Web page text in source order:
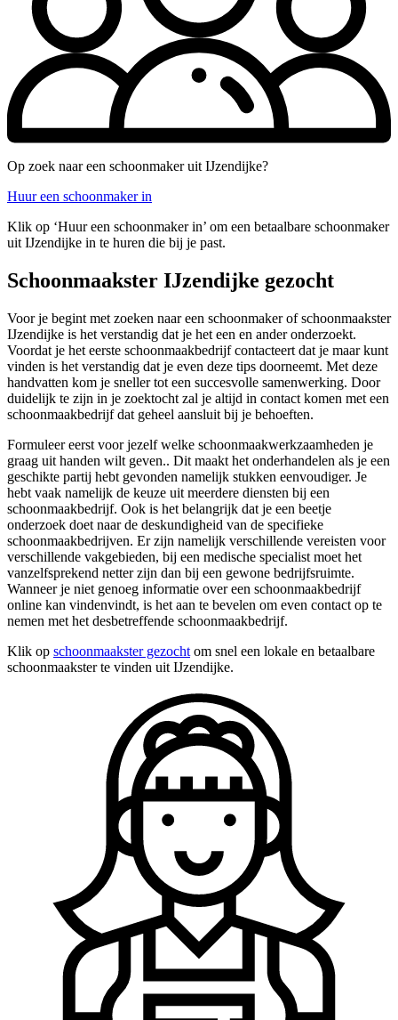
Op zoek naar een schoonmaker uit IJzendijke?
Huur een schoonmaker in
Klik op ‘Huur een schoonmaker in’ om een betaalbare schoonmaker
uit IJzendijke in te huren die bij je past.
Schoonmaakster IJzendijke gezocht
Voor je begint met zoeken naar een schoonmaker of schoonmaakster
IJzendijke is het verstandig dat je het een en ander onderzoekt.
Voordat je het eerste schoonmaakbedrijf contacteert dat je maar kunt
vinden is het verstandig dat je even deze tips doorneemt. Met deze
handvatten kom je sneller tot een succesvolle samenwerking. Door
duidelijk te zijn in je zoektocht zal je altijd in contact komen met een
schoonmaakbedrijf dat geheel aansluit bij je behoeften.
Formuleer eerst voor jezelf welke schoonmaakwerkzaamheden je
graag uit handen wilt geven.. Dit maakt het onderhandelen als je een
geschikte partij hebt gevonden namelijk stukken eenvoudiger. Je
hebt vaak namelijk de keuze uit meerdere diensten bij een
schoonmaakbedrijf. Ook is het belangrijk dat je een beetje
onderzoek doet naar de deskundigheid van de specifieke
schoonmaakbedrijven. Er zijn namelijk verschillende vereisten voor
verschillende vakgebieden, bij een medische specialist moet het
vanzelfsprekend netter zijn dan bij een gewone bedrijfsruimte.
Wanneer je niet genoeg informatie over een schoonmaakbedrijf
online kan vindenvindt, is het aan te bevelen om even contact op te
nemen met het desbetreffende schoonmaakbedrijf.
Klik op schoonmaakster gezocht om snel een lokale en betaalbare
schoonmaakster te vinden uit IJzendijke.